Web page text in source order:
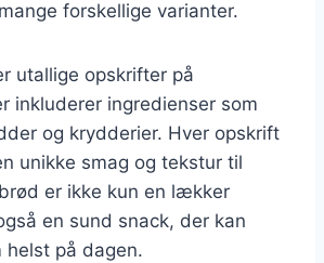
forskellige varianter.
utallige opskrifter på
inkluderer ingredienser som
og krydderier. Hver opskrift
unikke smag og tekstur til
er ikke kun en lækker
en sund snack, der kan
helst på dagen.